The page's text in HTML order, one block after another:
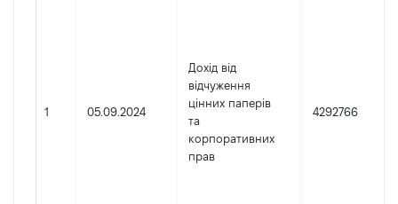
1 05.09.2024
Дохід від
відчуження
цінних паперів
та
корпоративних
прав
4292766